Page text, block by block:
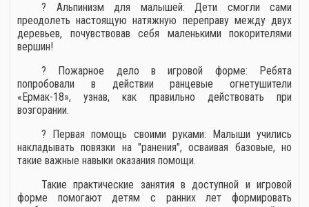
? Альпинизм для малышей: Дети смогли сами
преодолеть настоящую натяжную переправу между двух
деревьев, почувствовав себя маленькими покорителями
вершин!
? Пожарное дело в игровой форме: Ребята
попробовали в действии ранцевые огнетушители
«Ермак-18», узнав, как правильно действовать при
возгорании.
? Первая помощь своими руками: Малыши учились
накладывать повязки на "ранения", осваивая базовые, но
такие важные навыки оказания помощи.
Такие практические занятия в доступной и игровой
форме помогают детям с ранних лет формировать